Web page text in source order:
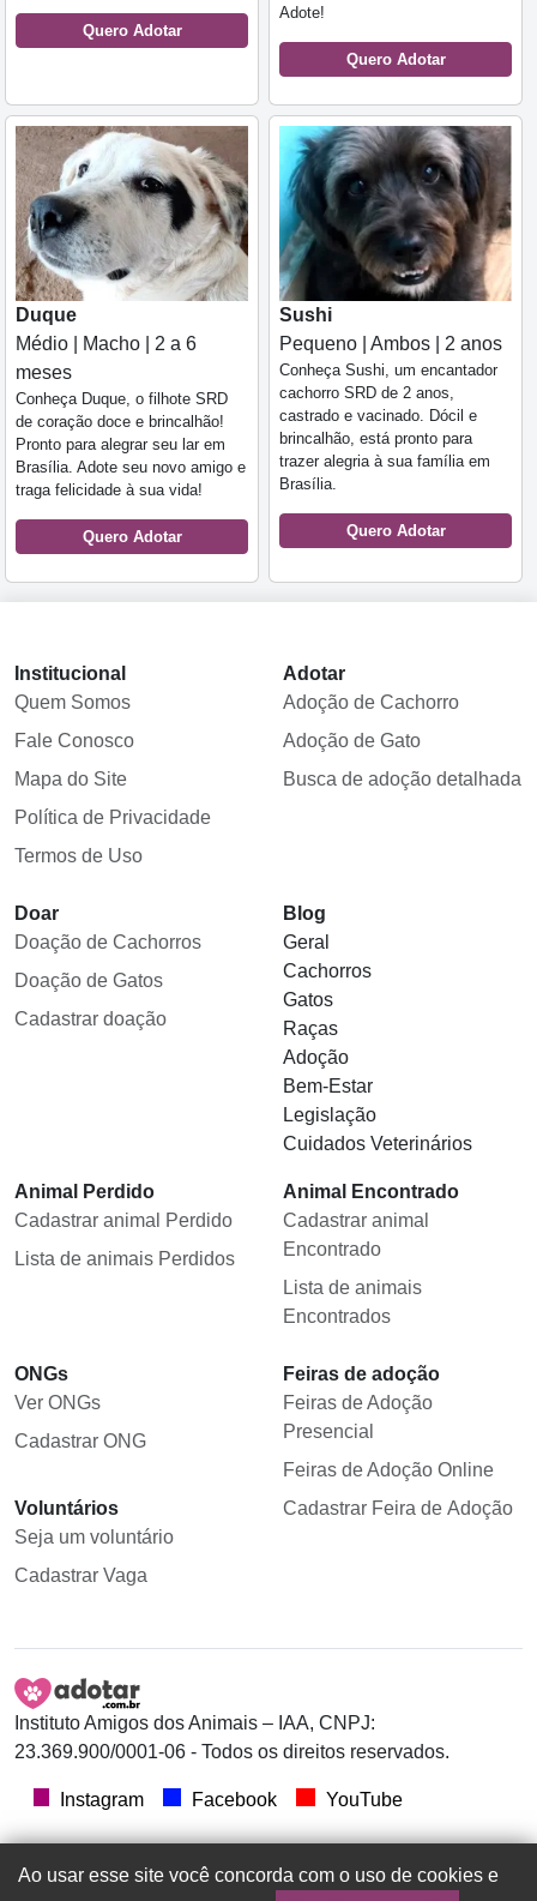
Quero Adotar
Adote!
Quero Adotar
Duque
Médio | Macho | 2 a 6
meses
Conheça Duque, o filhote SRD
de coração doce e brincalhão!
Pronto para alegrar seu lar em
Brasília. Adote seu novo amigo e
traga felicidade à sua vida!
Quero Adotar
Sushi
Pequeno | Ambos | 2 anos
Conheça Sushi, um encantador
cachorro SRD de 2 anos,
castrado e vacinado. Dócil e
brincalhão, está pronto para
trazer alegria à sua família em
Brasília.
Quero Adotar
Institucional
Quem Somos
Fale Conosco
Mapa do Site
Política de Privacidade
Termos de Uso
Adotar
Adoção de Cachorro
Adoção de Gato
Busca de adoção detalhada
Doar
Doação de Cachorros
Doação de Gatos
Cadastrar doação
Blog
Geral
Cachorros
Gatos
Raças
Adoção
Bem-Estar
Legislação
Cuidados Veterinários
Animal Perdido
Cadastrar animal Perdido
Lista de animais Perdidos
Animal Encontrado
Cadastrar animal
Encontrado
Lista de animais
Encontrados
ONGs
Ver ONGs
Cadastrar ONG
Voluntários
Seja um voluntário
Cadastrar Vaga
Feiras de adoção
Feiras de Adoção
Presencial
Feiras de Adoção Online
Cadastrar Feira de Adoção
Instituto Amigos dos Animais – IAA, CNPJ:
23.369.900/0001-06 - Todos os direitos reservados.
Instagram Facebook YouTube
Ao usar esse site você concorda com o uso de cookies e